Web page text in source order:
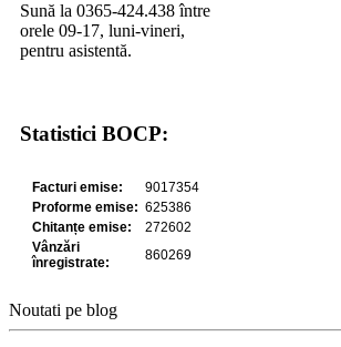
Sună la 0365-424.438 între
orele 09-17, luni-vineri,
pentru asistentă.
Statistici BOCP:
Noutati pe blog